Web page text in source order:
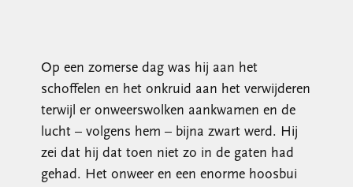
Op een zomerse dag was hij aan het
schoffelen en het onkruid aan het verwijderen
terwijl er onweerswolken aankwamen en de
lucht – volgens hem – bijna zwart werd. Hij
zei dat hij dat toen niet zo in de gaten had
gehad. Het onweer en een enorme hoosbui